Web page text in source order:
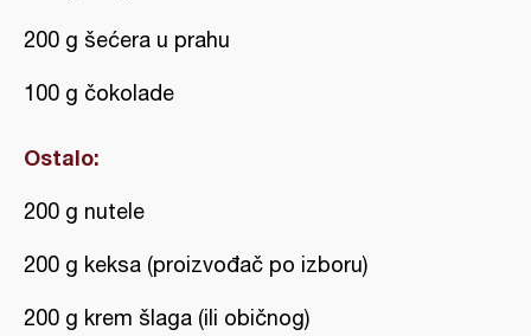
200 g šećera u prahu
100 g čokolade
Ostalo:
200 g nutele
200 g keksa (proizvođač po izboru)
200 g krem šlaga (ili običnog)